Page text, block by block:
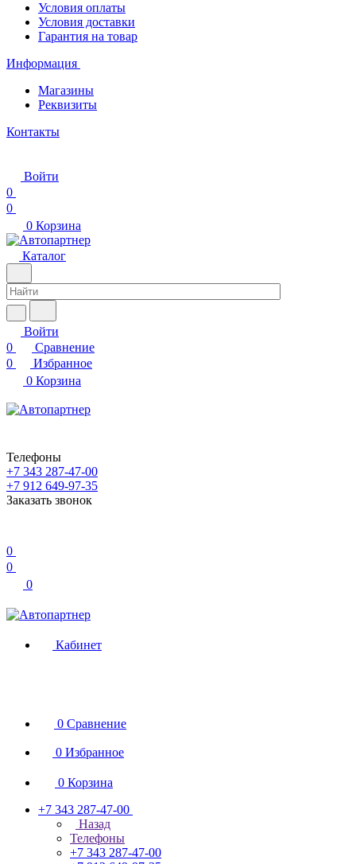
Условия оплаты
Условия доставки
Гарантия на товар
Информация
Магазины
Реквизиты
Контакты
Войти
0
0
0 Корзина
Каталог
Войти
0
Сравнение
0
Избранное
0 Корзина
Телефоны
+7 343 287-47-00
+7 912 649-97-35
Заказать звонок
0
0
0
Кабинет
0 Сравнение
0 Избранное
0 Корзина
+7 343 287-47-00
Назад
Телефоны
+7 343 287-47-00